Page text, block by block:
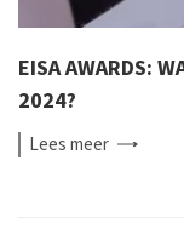
EISA AWARDS:
2024?
Leesmeer